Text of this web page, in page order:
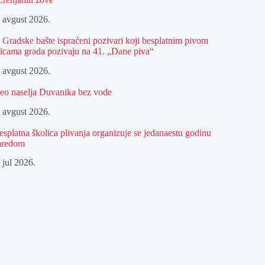
avgust 2026.
Gradske bašte ispraćeni pozivari koji besplatnim pivom
grada pozivaju na 41. „Dane piva“
avgust 2026.
naselja Duvanika bez vode
avgust 2026.
školica plivanja organizuje se jedanaestu godinu
jul 2026.